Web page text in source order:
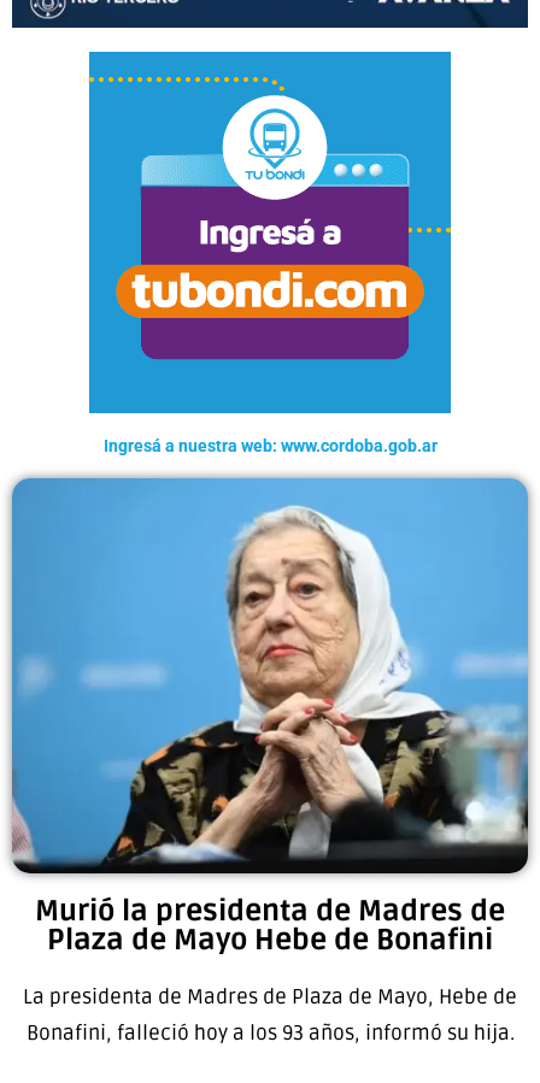
Ingresá a nuestra web: www.cordoba.gob.ar
Murió la presidenta de Madres de
Plaza de Mayo Hebe de Bonafini
La presidenta de Madres de Plaza de Mayo, Hebe de
Bonafini, falleció hoy a los 93 años, informó su hija.